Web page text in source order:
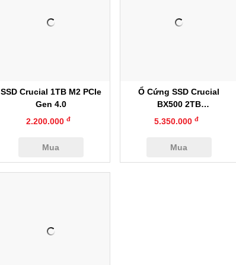
SSD Crucial 1TB M2 PCIe
Gen 4.0
2.200.000đ
Mua
Xem nhanh
Ổ Cứng SSD Crucial
BX500 2TB
CT2000BX500SSD1
5.350.000đ
Mua
Xem nhanh